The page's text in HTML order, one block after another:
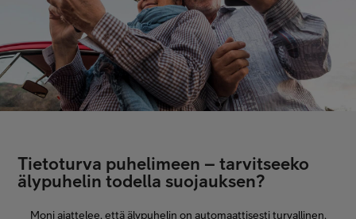
Tietoturva puhelimeen – tarvitseeko
älypuhelin todella suojauksen?
Moni ajattelee, että älypuhelin on automaattisesti turvallinen,